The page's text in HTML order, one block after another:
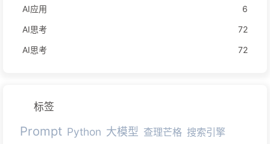
AI应用
6
AI思考
72
AI思考
72
标签
Prompt Python 大模型 查理芒格 搜索引擎